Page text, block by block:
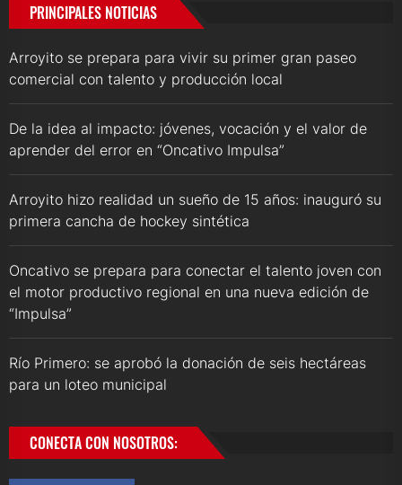
PRINCIPALES NOTICIAS
Arroyito se prepara para vivir su primer gran paseo
comercial con talento y producción local
De la idea al impacto: jóvenes, vocación y el valor de
aprender del error en “Oncativo Impulsa”
Arroyito hizo realidad un sueño de 15 años: inauguró su
primera cancha de hockey sintética
Oncativo se prepara para conectar el talento joven con
el motor productivo regional en una nueva edición de
“Impulsa”
Río Primero: se aprobó la donación de seis hectáreas
para un loteo municipal
CONECTA CON NOSOTROS: